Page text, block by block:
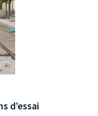
d’essai